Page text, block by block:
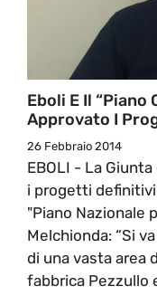
Eboli E Il “Piano
Approvato I
26 Febbraio 2014
EBOLI - La
i progetti
"Piano Nazionale
Melchionda: “Si
di una vasta area
fabbrica Pezzullo